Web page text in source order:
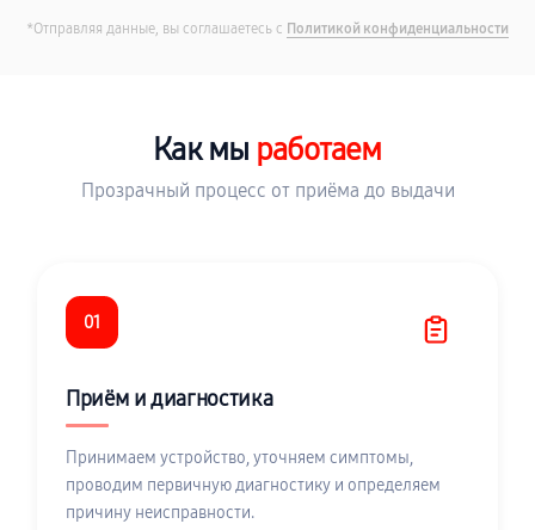
*Отправляя данные, вы соглашаетесь с Политикой конфиденциальности
Как мы работаем
Прозрачный процесс от приёма до выдачи
01
Приём и диагностика
Принимаем устройство, уточняем симптомы,
проводим первичную диагностику и определяем
причину неисправности.